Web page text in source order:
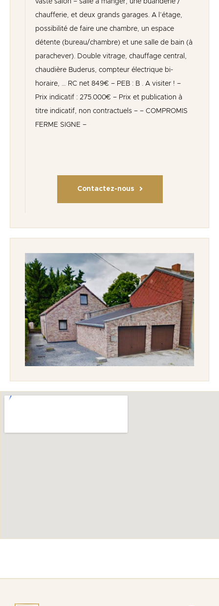
chaufferie, et deux grands garages. A l’étage,
possibilité de faire une chambre, un espace
détente (bureau/chambre) et une salle de bain (à
parachever). Double vitrage, chauffage central,
chaudière Buderus, compteur électrique bi-
horaire, … RC net 849€ – PEB : B . A visiter ! –
Prix indicatif : 275.000€ – Prix et publication à
titre indicatif, non contractuels – – COMPROMIS
FERME SIGNE –
Contactez-nous